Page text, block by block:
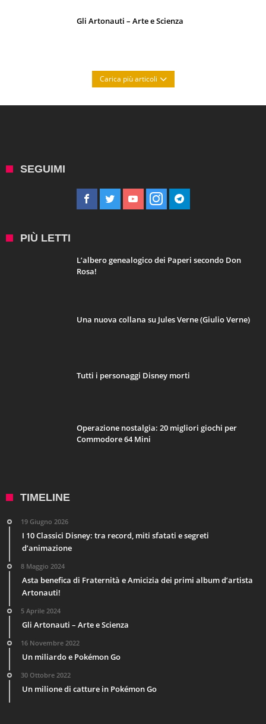
Gli Artonauti – Arte e Scienza
Carica più articoli
SEGUIMI
PIÙ LETTI
L’albero genealogico dei Paperi secondo Don
Rosa!
Una nuova collana su Jules Verne (Giulio Verne)
Tutti i personaggi Disney morti
Operazione nostalgia: 20 migliori giochi per
Commodore 64 Mini
TIMELINE
19 Giugno 2026
I 10 Classici Disney: tra record, miti sfatati e segreti
d’animazione
8 Maggio 2024
Asta benefica di Fraternità e Amicizia dei primi album d’artista
Artonauti!
5 Aprile 2024
Gli Artonauti – Arte e Scienza
16 Novembre 2022
Un miliardo e Pokémon Go
30 Ottobre 2022
Un milione di catture in Pokémon Go